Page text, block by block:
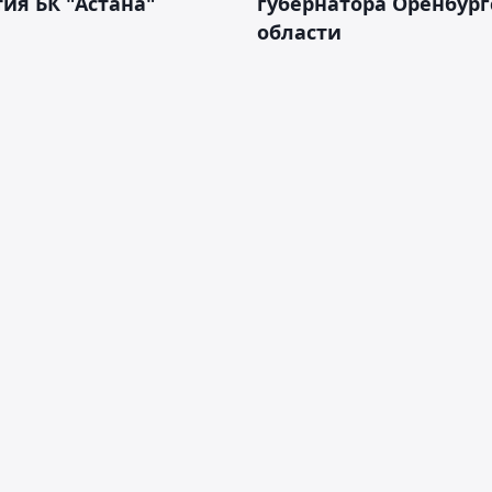
области